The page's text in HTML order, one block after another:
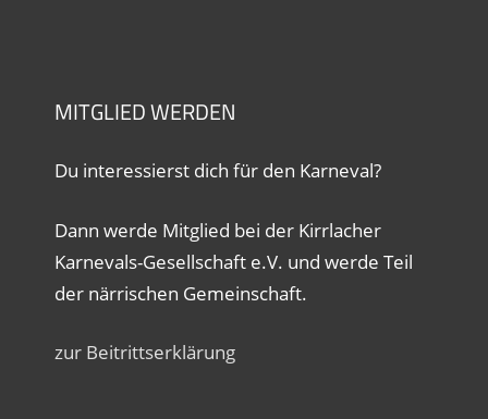
MITGLIED WERDEN
Du interessierst dich für den Karneval?
Dann werde Mitglied bei der Kirrlacher
Karnevals-Gesellschaft e.V. und werde Teil
der närrischen Gemeinschaft.
zur Beitrittserklärung